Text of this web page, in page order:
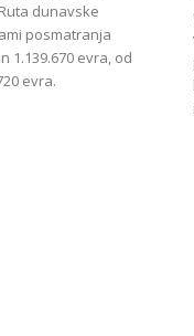
dunavske
posmatranja
1.139.670 evra, od
evra.